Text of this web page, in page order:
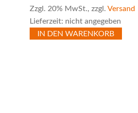
Zzgl. 20% MwSt., zzgl. Versand
Lieferzeit: nicht angegeben
IN DEN WARENKORB